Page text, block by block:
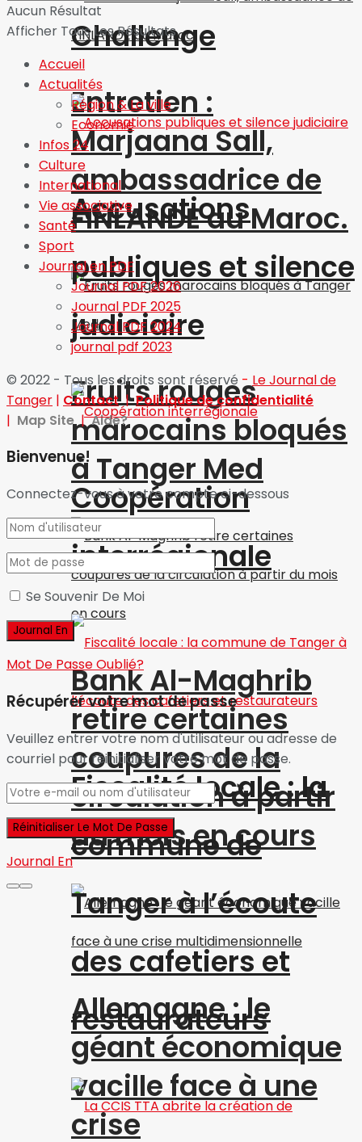
Entretien :
Marjaana Sall,
ambassadrice de
FINLANDE au Maroc.
Fruits rouges
marocains bloqués
à Tanger Med
Bank Al-Maghrib
retire certaines
coupures de la
circulation à partir
du mois en cours
Allemagne : le
géant économique
vacille face à une
crise
Challenge
Accusations
publiques et silence
judiciaire
Coopération
interrégionale
Fiscalité locale : la
commune de
Tanger à l’écoute
des cafetiers et
restaurateurs
Aucun Résultat
Afficher Tous Les Résultats
Accueil
Actualités
Région & La ville
Economie
Infos 24
Culture
International
Vie associative
Santé
Sport
Journal en PDF
Journal PDF 2026
Journal PDF 2025
Journal PDF 2024
journal pdf 2023
© 2022 - Tous les droits sont réservé - Le Journal de
Tanger | Contact |Politique de confidentialité
| Map Site|Aide?
Bienvenue!
Connectez-vous à votre compte ci-dessous
Se Souvenir De Moi
Mot De Passe Oublié?
Récupérer votre mot de passe
Veuillez entrer votre nom d'utilisateur ou adresse de
courriel pour réinitialiser votre mot de passe.
Journal En